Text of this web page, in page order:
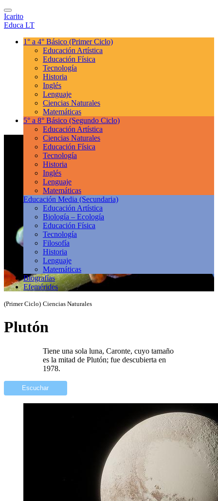
Icarito
Educa LT
1° a 4° Básico (Primer Ciclo)
Educación Artística
Educación Física
Tecnología
Historia
Inglés
Lenguaje
Ciencias Naturales
Matemáticas
5° a 8° Básico (Segundo Ciclo)
Educación Artística
Ciencias Naturales
Educación Física
Tecnología
Historia
Inglés
Lenguaje
Matemáticas
Educación Media (Secundaria)
Educación Artística
Biología – Ecología
Educación Física
Tecnología
Filosofía
Historia
Lenguaje
Matemáticas
Biografías
Efemérides
(Primer Ciclo) Ciencias Naturales
Plutón
Tiene una sola luna, Caronte, cuyo tamaño
es la mitad de Plutón; fue descubierta en
1978.
Escuchar